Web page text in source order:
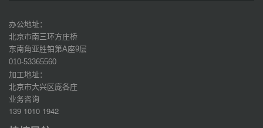
办公地址：
北京市南三环方庄桥
东南角亚胜铂第A座9层
010-53365560
加工地址：
北京市大兴区庞各庄
业务咨询
139 1010 1942